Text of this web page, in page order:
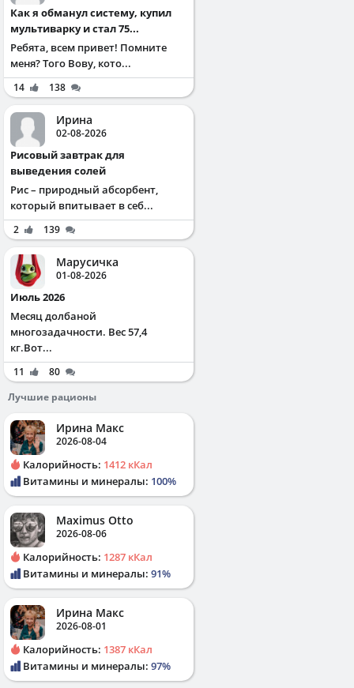
Как я обманул систему, купил
мультиварку и стал 75...
Ребята, всем привет! Помните
меня? Того Вову, кото...
14 138
Ирина
02-08-2026
Рисовый завтрак для
выведения солей
Рис – природный абсорбент,
который впитывает в себ...
2 139
Марусичка
01-08-2026
Июль 2026
Месяц долбаной
многозадачности. Вес 57,4
кг.Вот...
11
80
Лучшие рационы
Ирина Макс
2026-08-04
Калорийность: 1412 кКал
Витамины и минералы: 100%
Maximus Otto
2026-08-06
Калорийность: 1287 кКал
Витамины и минералы: 91%
Ирина Макс
2026-08-01
Калорийность: 1387 кКал
Витамины и минералы: 97%